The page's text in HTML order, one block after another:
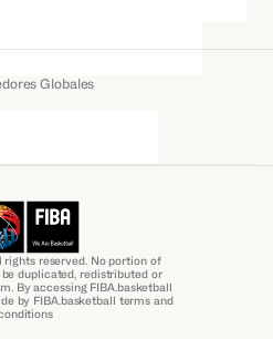
Globales
reserved. No portion of
duplicated, redistributed or
By accessing FIBA.basketball
by FIBA.basketball terms and